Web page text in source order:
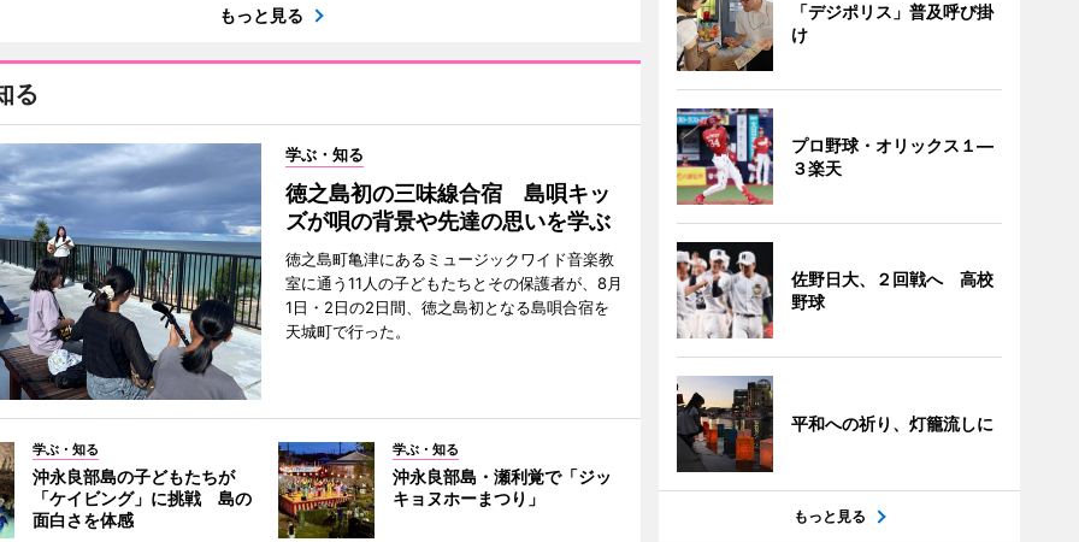
もっと見る
る
学ぶ・知る
徳之島初の三味線合宿 島唄キッ
ズが唄の背景や先達の思いを学ぶ
徳之島町亀津にあるミュージックワイド音楽教
室に通う11人の子どもたちとその保護者が、8月
1日・2日の2日間、徳之島初となる島唄合宿を
天城町で行った。
学ぶ・知る
沖永良部島の子どもたちが
「ケイビング」に挑戦 島の
面白さを体感
学ぶ・知る
沖永良部島・瀬利覚で「ジッ
キョヌホーまつり」
「デジポリス」普及呼び掛
け
プロ野球・オリックス１―
３楽天
佐野日大、２回戦へ 高校
野球
平和への祈り、灯籠流しに
もっと見る